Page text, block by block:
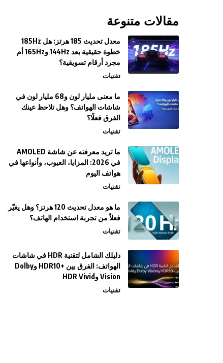
مقالات متنوعة
معدل تحديث 185 هرتز: هل 185Hz
خطوة حقيقية بعد 144Hz و165Hz أم
مجرد أرقام تسويقية؟
تقنيات
ما معنى مليار لون و68 مليار لون في
شاشات الهواتف؟ وهل تلاحظ عينك
الفرق فعلًا؟
تقنيات
ما تريد معرفته عن شاشة AMOLED
في 2026: المزايا، العيوب، وأنواعها في
هواتف اليوم
تقنيات
ما هو معدل تحديث 120 هرتز؟ وهل يغيّر
فعلاً من تجربة استخدام الهاتف؟
تقنيات
دليلك الشامل لتقنية HDR في شاشات
الهواتف: الفرق بين +HDR10 وDolby
Vision وHDR Vivid
تقنيات